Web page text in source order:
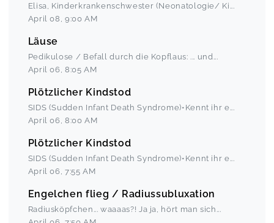
Elisa, Kinderkrankenschwester (Neonatologie/ Ki ...
April 08 ,9:00 AM
Läuse
Pedikulose / Befall durch die Kopflaus: ... und ...
April 06 ,8:05 AM
Plötzlicher Kindstod
SIDS (Sudden Infant Death Syndrome)•Kennt ihr e...
April 06 ,8:00 AM
Plötzlicher Kindstod
SIDS (Sudden Infant Death Syndrome)•Kennt ihr e...
April 06 ,7:55 AM
Engelchen flieg / Radiussubluxation
Radiusköpfchen... waaaas?! Ja ja, hört man sich ...